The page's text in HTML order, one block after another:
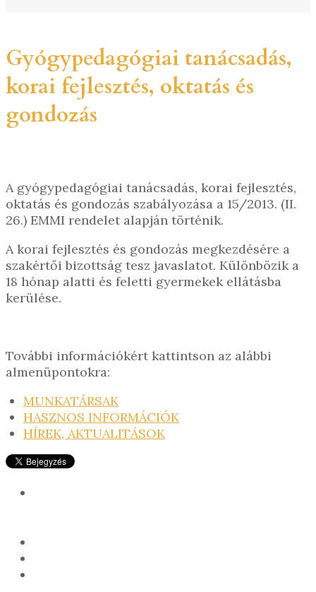
Gyógypedagógiai tanácsadás,
korai fejlesztés, oktatás és
gondozás
A gyógypedagógiai tanácsadás, korai fejlesztés,
oktatás és gondozás szabályozása a 15/2013. (II.
26.) EMMI rendelet alapján történik.
A korai fejlesztés és gondozás megkezdésére a
szakértői bizottság tesz javaslatot. Különbözik a
18 hónap alatti és feletti gyermekek ellátásba
kerülése.
További információkért kattintson az alábbi
almenüpontokra:
MUNKATÁRSAK
HASZNOS INFORMÁCIÓK
HÍREK, AKTUALITÁSOK